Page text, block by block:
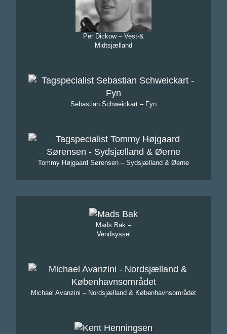
Per Dickow – Vest-&
Midtsjælland
Sebastian Schweickart – Fyn
Tommy Højgaard Sørensen – Sydsjælland & Øerne
Mads Bak –
Vendsyssel
Michael Avanzini – Nordsjælland & Københavnsområdet